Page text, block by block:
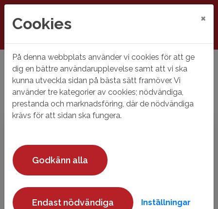
Hem Mina sidor
Mina sidor
Mobilt BankID
Starta Mobilt BankID
Mobilt BankId på annan enhet
Cookies ×
På denna webbplats använder vi cookies för att ge
dig en bättre användarupplevelse samt att vi ska
kunna utveckla sidan på bästa sätt framöver. Vi
använder tre kategorier av cookies; nödvändiga,
prestanda och marknadsföring, där de nödvändiga
krävs för att sidan ska fungera.
Godkänn alla
Endast nödvändiga Inställningar